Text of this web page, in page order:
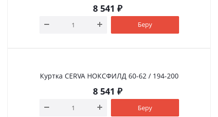
8 541 ₽
Беру
Куртка CERVA НОКСФИЛД 60-62 / 194-200
8 541 ₽
Беру